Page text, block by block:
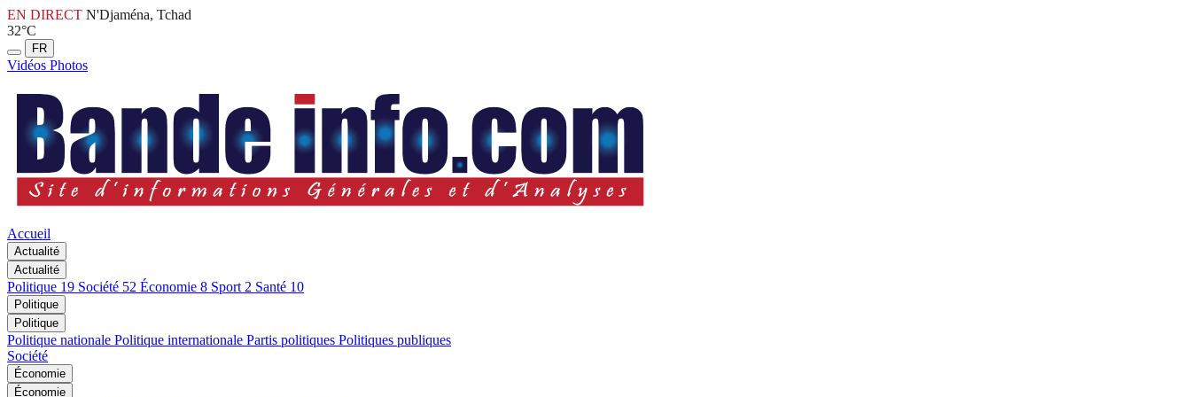
EN DIRECT N'Djaména, Tchad
32°C
FR
Vidéos Photos
Accueil
Actualité
Actualité
Politique 19 Société 52 Économie 8 Sport 2 Santé 10
Politique
Politique
Politique nationale Politique internationale Partis politiques Politiques publiques
Société
Économie
Économie